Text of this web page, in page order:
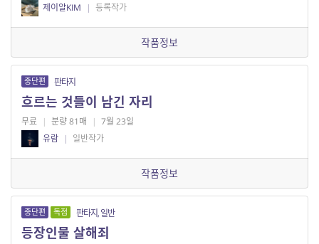
제이알KIM
| 등록작가
작품정보
중단편 판타지
흐르는 것들이 남긴 자리
무료 | 분량 81매 | 7월 23일
유람 | 일반작가
작품정보
중단편 독점 판타지, 일반
등장인물 살해죄